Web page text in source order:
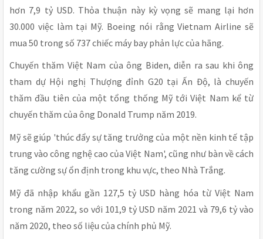
hơn 7,9 tỷ USD. Thỏa thuận này kỳ vọng sẽ mang lại hơn
30.000 việc làm tại Mỹ. Boeing nói rằng Vietnam Airline sẽ
mua 50 trong số 737 chiếc máy bay phản lực của hãng.
Chuyến thăm Việt Nam của ông Biden, diễn ra sau khi ông
tham dự Hội nghị Thượng đỉnh G20 tại Ấn Độ, là chuyến
thăm đầu tiên của một tổng thống Mỹ tới Việt Nam kể từ
chuyến thăm của ông Donald Trump năm 2019.
Mỹ sẽ giúp 'thúc đẩy sự tăng trưởng của một nền kinh tế tập
trung vào công nghệ cao của Việt Nam', cũng như bàn về cách
tăng cường sự ổn định trong khu vực, theo Nhà Trắng.
Mỹ đã nhập khẩu gần 127,5 tỷ USD hàng hóa từ Việt Nam
trong năm 2022, so với 101,9 tỷ USD năm 2021 và 79,6 tỷ vào
năm 2020, theo số liệu của chính phủ Mỹ.